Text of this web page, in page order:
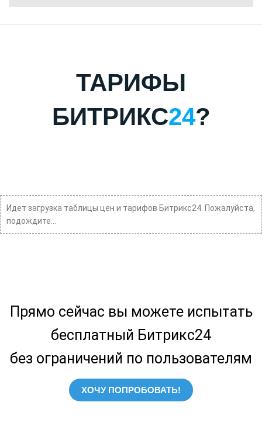
ТАРИФЫ
БИТРИКС24?
Идет загрузка таблицы цен и тарифов Битрикс24. Пожалуйста,
подождите...
Прямо сейчас вы можете испытать
бесплатный Битрикс24
без ограничений по пользователям
ХОЧУ ПОПРОБОВАТЬ!